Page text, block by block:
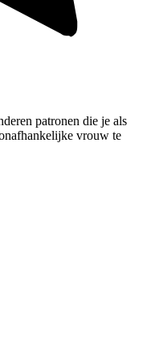
patronen die je als
vrouw te